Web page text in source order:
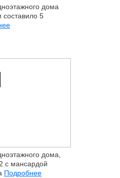
дома
5
дома,
с мансардой
Подробнее